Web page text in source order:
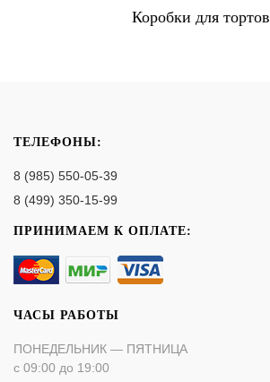
Коробки для тортов
ТЕЛЕФОНЫ:
8 (985) 550-05-39
8 (499) 350-15-99
ПРИНИМАЕМ К ОПЛАТЕ:
ЧАСЫ РАБОТЫ
ПОНЕДЕЛЬНИК — ПЯТНИЦА
с 09:00 до 19:00